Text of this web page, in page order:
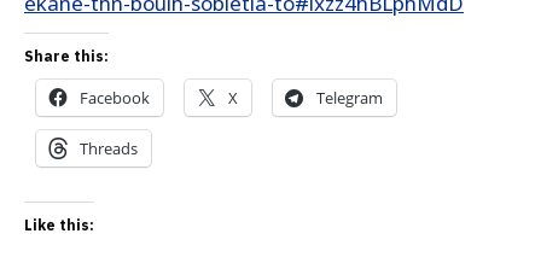
Share this:
Facebook X Telegram
Threads
Like this: